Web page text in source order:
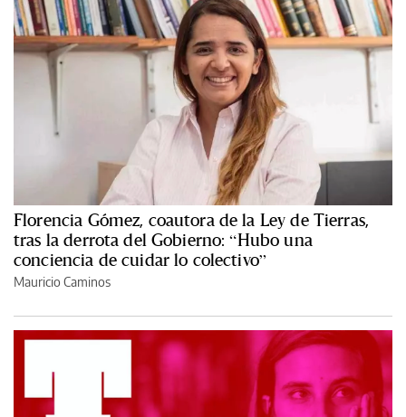
Florencia Gómez, coautora de la Ley de Tierras,
tras la derrota del Gobierno: “Hubo una
conciencia de cuidar lo colectivo”
Mauricio Caminos